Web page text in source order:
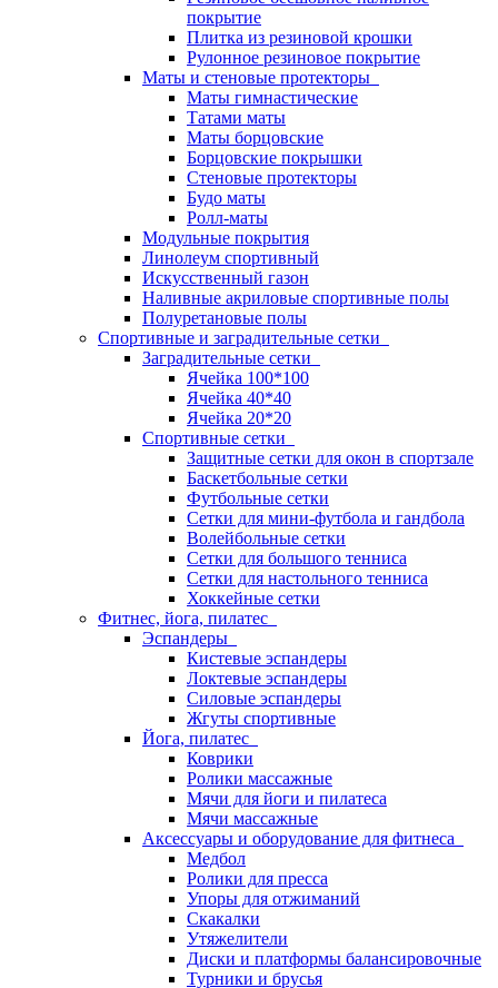
покрытие
Плитка из резиновой крошки
Рулонное резиновое покрытие
Маты и стеновые протекторы
Маты гимнастические
Татами маты
Маты борцовские
Борцовские покрышки
Стеновые протекторы
Будо маты
Ролл-маты
Модульные покрытия
Линолеум спортивный
Искусственный газон
Наливные акриловые спортивные полы
Полуретановые полы
Спортивные и заградительные сетки
Заградительные сетки
Ячейка 100*100
Ячейка 40*40
Ячейка 20*20
Спортивные сетки
Защитные сетки для окон в спортзале
Баскетбольные сетки
Футбольные сетки
Сетки для мини-футбола и гандбола
Волейбольные сетки
Сетки для большого тенниса
Сетки для настольного тенниса
Хоккейные сетки
Фитнес, йога, пилатес
Эспандеры
Кистевые эспандеры
Локтевые эспандеры
Силовые эспандеры
Жгуты спортивные
Йога, пилатес
Коврики
Ролики массажные
Мячи для йоги и пилатеса
Мячи массажные
Аксессуары и оборудование для фитнеса
Медбол
Ролики для пресса
Упоры для отжиманий
Скакалки
Утяжелители
Диски и платформы балансировочные
Турники и брусья